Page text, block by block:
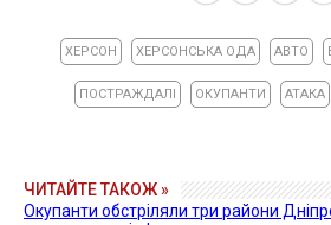
ХЕРСОН ХЕРСОНСЬКА ОДА АВТО
ПОСТРАЖДАЛІ ОКУПАНТИ АТАКА
ЧИТАЙТЕ ТАКОЖ »
Окупанти обстріляли три райони